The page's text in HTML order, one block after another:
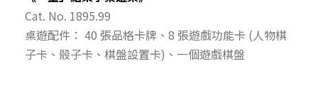
Cat. No. 1895.99
桌遊配件： 40 張品格卡牌、8 張遊戲功能卡 (人物棋
子卡、骰子卡、棋盤設置卡)、一個遊戲棋盤